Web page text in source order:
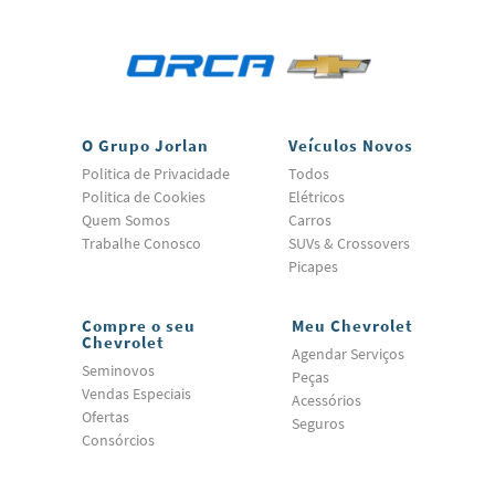
O Grupo Jorlan
Politica de Privacidade
Politica de Cookies
Quem Somos
Trabalhe Conosco
Veículos Novos
Todos
Elétricos
Carros
SUVs & Crossovers
Picapes
Compre o seu
Chevrolet
Seminovos
Vendas Especiais
Ofertas
Consórcios
Meu Chevrolet
Agendar Serviços
Peças
Acessórios
Seguros